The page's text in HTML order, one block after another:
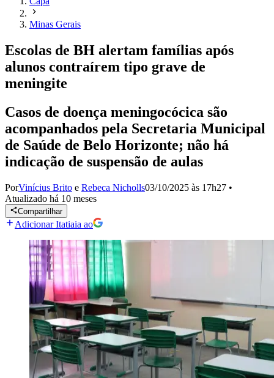
Minas Gerais
Escolas de BH alertam famílias após
alunos contraírem tipo grave de
meningite
Casos de doença meningocócica são
acompanhados pela Secretaria Municipal
de Saúde de Belo Horizonte; não há
indicação de suspensão de aulas
PorVinícius Brito e Rebeca Nicholls03/10/2025 às 17h27 •
Atualizado há 10 meses
Compartilhar
Adicionar Itatiaia ao